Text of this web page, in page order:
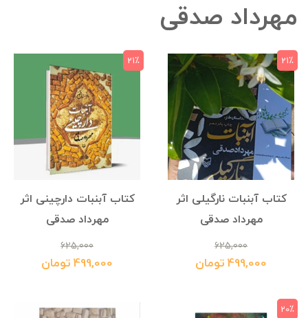
مهرداد صدقی
کتاب آبنبات نارگیلی اثر
مهرداد صدقی
625,000
499,000 تومان
21٪
کتاب آبنبات دارچینی اثر
مهرداد صدقی
625,000
499,000 تومان
21٪
20٪